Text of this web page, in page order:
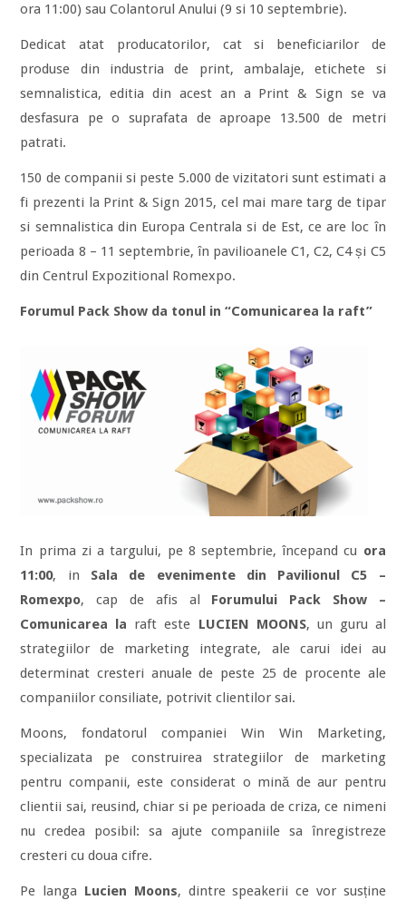
ora 11:00) sau Colantorul Anului (9 si 10 septembrie).
Dedicat atat producatorilor, cat si beneficiarilor de
produse din industria de print, ambalaje, etichete si
semnalistica, editia din acest an a Print & Sign se va
desfasura pe o suprafata de aproape 13.500 de metri
patrati.
150 de companii si peste 5.000 de vizitatori sunt estimati a
fi prezenti la Print & Sign 2015, cel mai mare targ de tipar
si semnalistica din Europa Centrala si de Est, ce are loc în
perioada 8 – 11 septembrie, în pavilioanele C1, C2, C4 și C5
din Centrul Expozitional Romexpo.
Forumul Pack Show da tonul in “Comunicarea la raft”
In prima zi a targului, pe 8 septembrie, începand cu ora
11:00, in Sala de evenimente din Pavilionul C5 –
Romexpo, cap de afis al Forumului Pack Show –
Comunicarea la raft este LUCIEN MOONS, un guru al
strategiilor de marketing integrate, ale carui idei au
determinat cresteri anuale de peste 25 de procente ale
companiilor consiliate, potrivit clientilor sai.
Moons, fondatorul companiei Win Win Marketing,
specializata pe construirea strategiilor de marketing
pentru companii, este considerat o mină de aur pentru
clientii sai, reusind, chiar si pe perioada de criza, ce nimeni
nu credea posibil: sa ajute companiile sa înregistreze
cresteri cu doua cifre.
Pe langa Lucien Moons, dintre speakerii ce vor susține